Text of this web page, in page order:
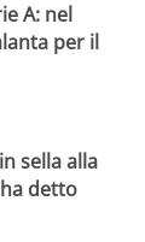
A: nel
per il
sella alla
detto